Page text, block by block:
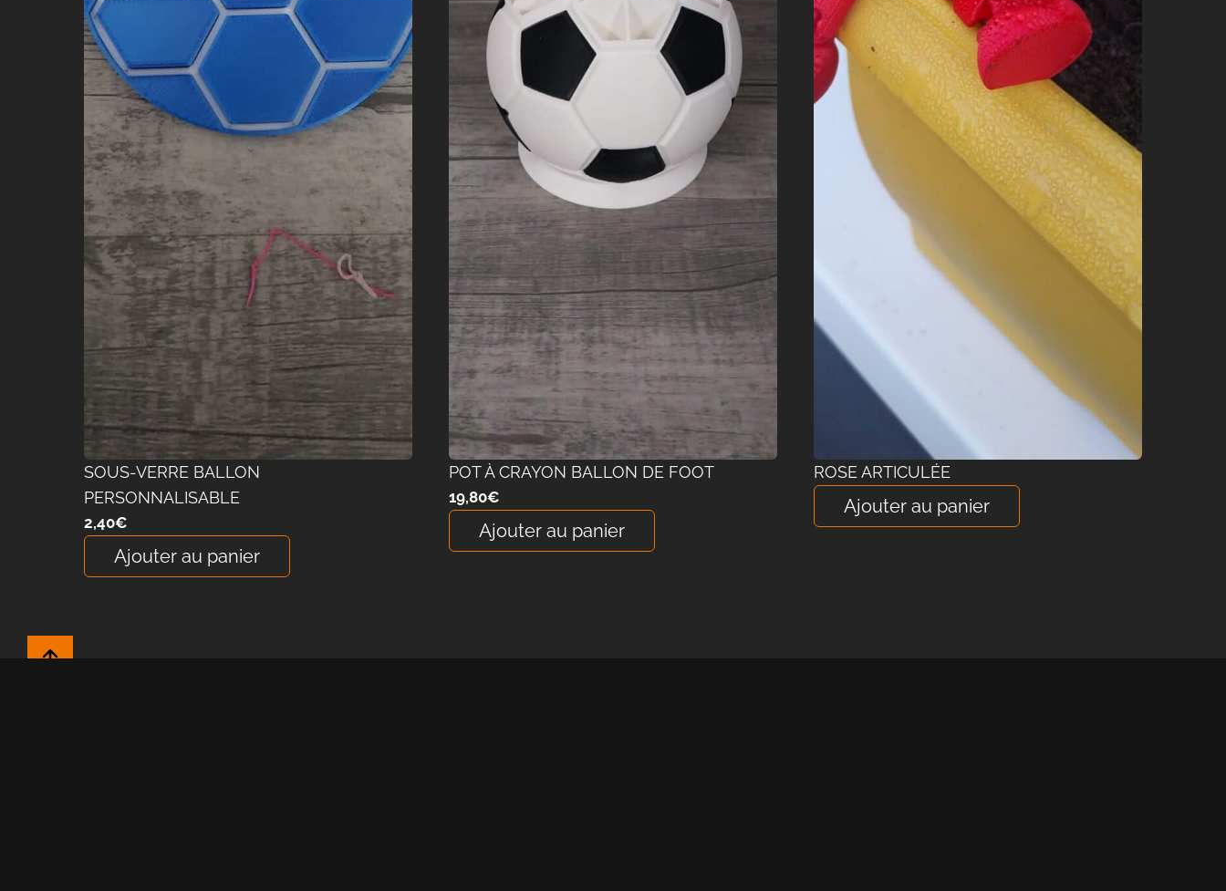
SOUS-VERRE BALLON
PERSONNALISABLE
2,40€
Ajouter au panier
POT À CRAYON BALLON DE FOOT
19,80€
Ajouter au panier
ROSE ARTICULÉE
Ajouter au panier